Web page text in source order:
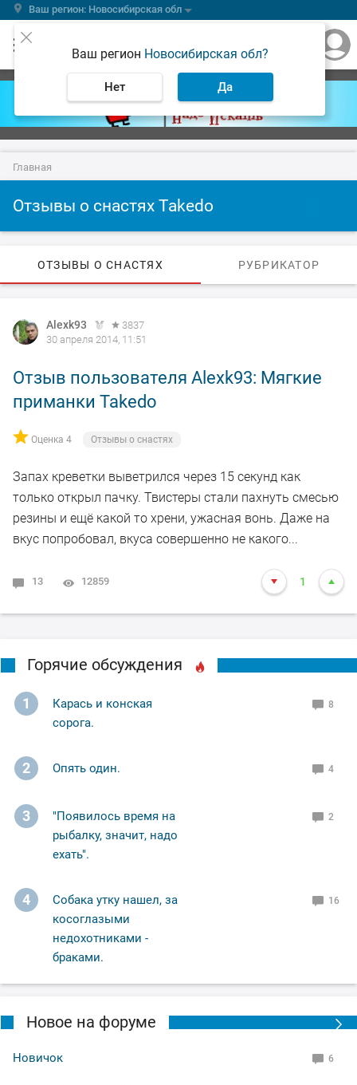
Ваш регион: Новосибирская обл
Ваш регион Новосибирская обл?
Нет Да
Главная
Отзывы о снастях Takedo
ОТЗЫВЫ О СНАСТЯХ РУБРИКАТОР
Alexk93
3837
30 апреля 2014, 11:51
Отзыв пользователя Alexk93: Мягкие
приманки Takedo
Оценка 4 Отзывы о снастях
Запах креветки выветрился через 15 секунд как
только открыл пачку. Твистеры стали пахнуть смесью
резины и ещё какой то хрени, ужасная вонь. Даже на
вкус попробовал, вкуса совершенно не какого...
13 12859 1
Горячие обсуждения
1
Карась и конская
сорога.
8
2 Опять один. 4
3
"Появилось время на
рыбалку, значит, надо
ехать".
2
4
Собака утку нашел, за
косоглазыми
недохотниками -
браками.
16
Новое на форуме
Новичок 6